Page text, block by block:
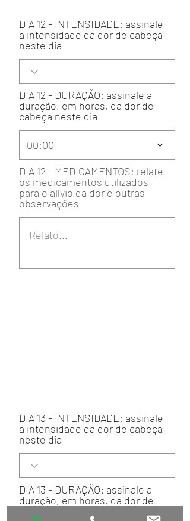
DIA 12 - INTENSIDADE: assinale
a intensidade da dor de cabeça
neste dia
DIA 12 - DURAÇÃO: assinale a
duração, em horas, da dor de
cabeça neste dia
00:00
DIA 12 - MEDICAMENTOS: relate
os medicamentos utilizados
para o alívio da dor e outras
observações
DIA 13 - INTENSIDADE: assinale
a intensidade da dor de cabeça
neste dia
DIA 13 - DURAÇÃO: assinale a
duração, em horas, da dor de